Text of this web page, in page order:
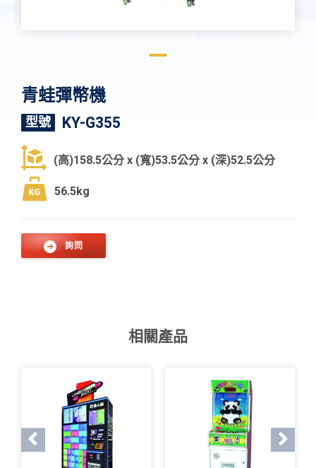
青蛙彈幣機
型號 KY-G355
(高)158.5公分 x (寬)53.5公分 x (深)52.5公分
56.5kg
詢問
相關產品